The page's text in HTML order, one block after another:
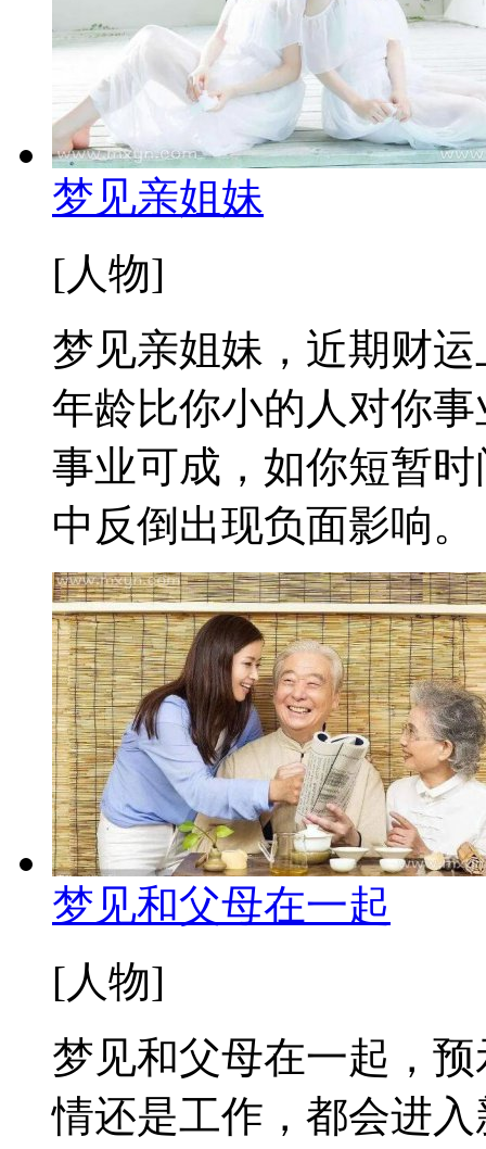
梦见亲姐妹
[人物]
梦见亲姐妹，近期财
年龄比你小的人对你
事业可成，如你短暂
中反倒出现负面影响
梦见和父母在一起
[人物]
梦见和父母在一起，
情还是工作，都会进